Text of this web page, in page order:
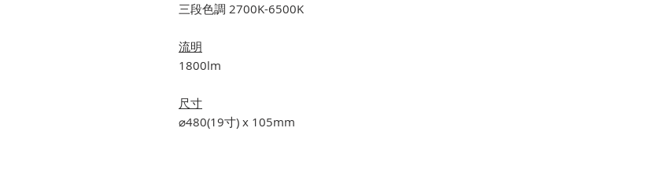
三段色調 2700K-6500K
流明
1800lm
尺寸
⌀480(19寸) x 105mm